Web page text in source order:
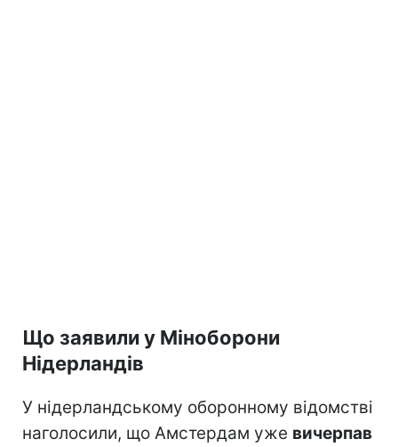
Що заявили у Міноборони
Нідерландів
У нідерландському оборонному відомстві
наголосили, що Амстердам уже вичерпав